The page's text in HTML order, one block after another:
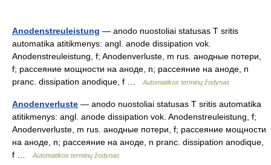
Anodenstreuleistung — anodo nuostoliai statusas T sritis
automatika atitikmenys: angl. anode dissipation vok.
Anodenstreuleistung, f; Anodenverluste, m rus. анодные потери,
f; рассеяние мощности на аноде, n; рассеяние на аноде, n
pranc. dissipation anodique, f …
Automatikos terminų žodynas
Anodenverluste — anodo nuostoliai statusas T sritis automatika
atitikmenys: angl. anode dissipation vok. Anodenstreuleistung, f;
Anodenverluste, m rus. анодные потери, f; рассеяние мощности
на аноде, n; рассеяние на аноде, n pranc. dissipation anodique,
f …
Automatikos terminų žodynas